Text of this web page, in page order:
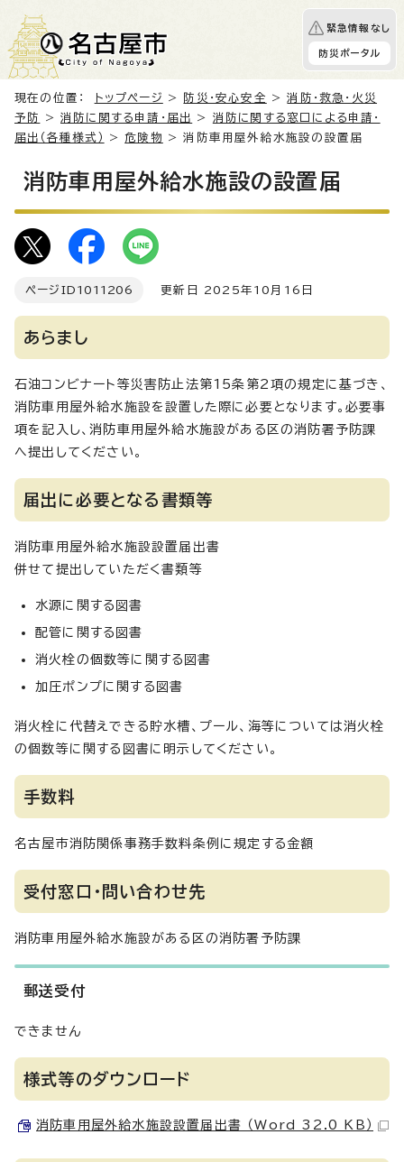
緊急情報なし
防災ポータル
現在の位置： トップページ > 防災・安心安全 >消防・救急・火災
予防
>消防に関する申請・届出 > 消防に関する窓口による申請・
届出（各種様式）
>危険物 > 消防車用屋外給水施設の設置届
消防車用屋外給水施設の設置届
ページID 1011206 更新日 2025年10月16日
あらまし
石油コンビナート等災害防止法第15条第2項の規定に基づき、
消防車用屋外給水施設を設置した際に必要となります。必要事
項を記入し、消防車用屋外給水施設がある区の消防署予防課
へ提出してください。
届出に必要となる書類等
消防車用屋外給水施設設置届出書
併せて提出していただく書類等
水源に関する図書
配管に関する図書
消火栓の個数等に関する図書
加圧ポンプに関する図書
消火栓に代替えできる貯水槽、プール、海等については消火栓
の個数等に関する図書に明示してください。
手数料
名古屋市消防関係事務手数料条例に規定する金額
受付窓口・問い合わせ先
消防車用屋外給水施設がある区の消防署予防課
郵送受付
できません
様式等のダウンロード
消防車用屋外給水施設設置届出書 （Word 32.0 KB）